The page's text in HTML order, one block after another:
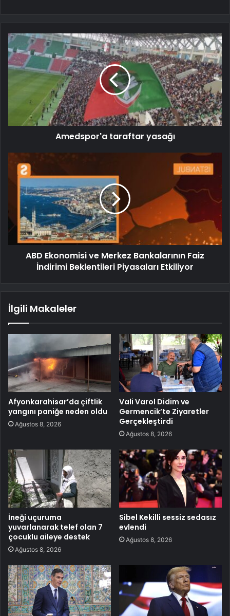
Amedspor'a taraftar yasağı
ABD Ekonomisi ve Merkez Bankalarının Faiz
İndirimi Beklentileri Piyasaları Etkiliyor
İlgili Makaleler
Afyonkarahisar’da çiftlik
yangını paniğe neden oldu
Ağustos 8, 2026
Vali Varol Didim ve
Germencik’te Ziyaretler
Gerçekleştirdi
Ağustos 8, 2026
İneği uçuruma
yuvarlanarak telef olan 7
çocuklu aileye destek
Ağustos 8, 2026
Sibel Kekilli sessiz sedasız
evlendi
Ağustos 8, 2026